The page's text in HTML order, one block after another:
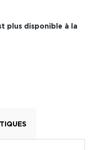
plus disponible à la